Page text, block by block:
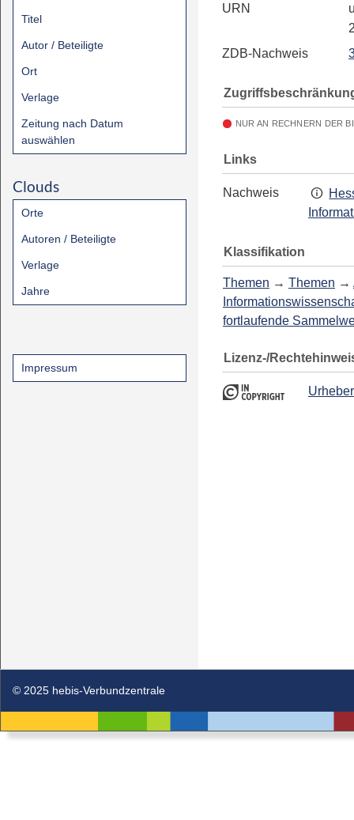
Titel
Autor / Beteiligte
Ort
Verlage
Zeitung nach Datum
auswählen
Clouds
Orte
Autoren / Beteiligte
Verlage
Jahre
Impressum
URN
ZDB-Nachweis
NUR AN RECHNERN DER
Links
Nachweis
Klassifikation
Themen → Themen →
fortlaufende
Lizenz-/
© 2025 hebis-Verbundzentrale